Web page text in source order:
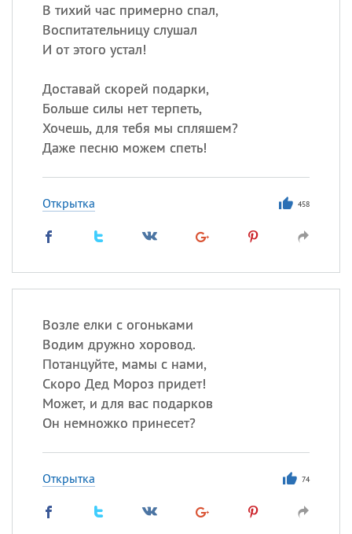
В тихий час примерно спал,
Воспитательницу слушал
И от этого устал!
Доставай скорей подарки,
Больше силы нет терпеть,
Хочешь, для тебя мы спляшем?
Даже песню можем спеть!
Открытка 458
Возле елки с огоньками
Водим дружно хоровод.
Потанцуйте, мамы с нами,
Скоро Дед Мороз придет!
Может, и для вас подарков
Он немножко принесет?
Открытка 74